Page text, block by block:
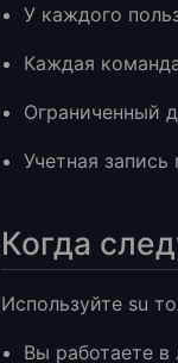
У каждого
Каждая
Ограниченный
Учетная
Когда
Используйте su
Вы работаете